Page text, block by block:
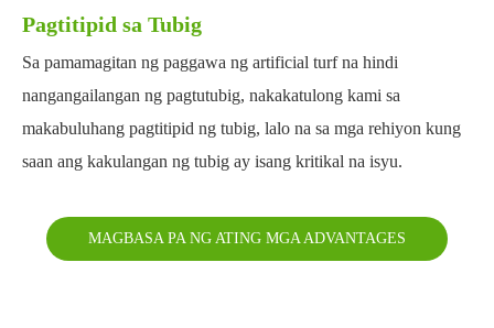
Pagtitipid sa Tubig
Sa pamamagitan ng paggawa ng artificial turf na hindi
nangangailangan ng pagtutubig, nakakatulong kami sa
makabuluhang pagtitipid ng tubig, lalo na sa mga rehiyon kung
saan ang kakulangan ng tubig ay isang kritikal na isyu.
MAGBASA PA NG ATING MGA ADVANTAGES